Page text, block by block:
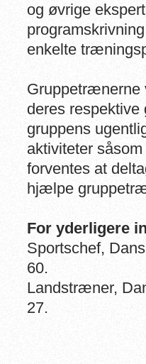
og øvrige
enkelte
Gruppetrænerne
deres respektive
gruppens
aktiviteter
forventes at
hjælpe
For yderligere
Sportschef,
60.
Landstræner,
27.